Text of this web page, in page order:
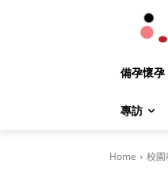
備孕懷孕
專訪
Home 校園